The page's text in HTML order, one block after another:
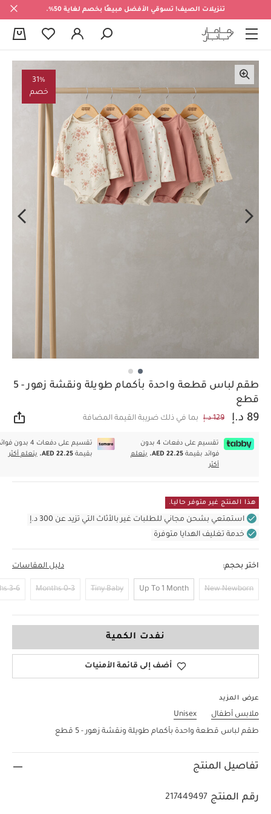
تنزيلات الصيف! تسوقي الأفضل مبيعًا بخصم لغاية 50%.
31%
خصم
طقم لباس قطعة واحدة بأكمام طويلة ونقشة زهور - 5
قطع
89 د.إ 129 د.إ بما في ذلك ضريبة القيمة المضافة
تقسيم على دفعات 4 بدون
فوائد بقيمة AED 22.25.
يتعلم
أكثر
تقسيم على دفعات 4 بدون
بقيمةAED 22.25. يتعلم أكثر
هذا المنتج غير متوفر حاليا.
استمتعي بشحن مجاني للطلبات غير بالأثاث التي تزيد عن 300 د.إ
خدمة تغليف الهدايا متوفرة
اختر بحجم: دليل المقاسات
New Newborn
Up To 1 Month
Tiny Baby
0-3 Months
3-6 Months
نفدت الكمية
أضف إلى قائمة الأمنيات
عرض المزيد
ملابس أطفال
Unisex
طقم لباس قطعة واحدة بأكمام طويلة ونقشة زهور - 5 قطع
تفاصيل المنتج
رقم المنتج 217449497